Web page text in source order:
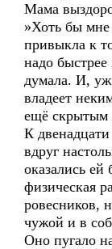
Мама
»Хоть бы
привыкла к
надо быстрее
думала. И,
владеет
ещё скрытым
К
вдруг
оказались
физическая
ровесников,
чужой и в
Оно пугало